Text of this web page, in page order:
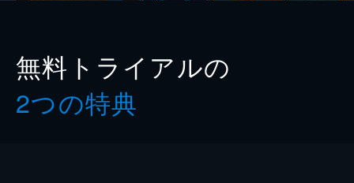
無料トライアルの
2つの特典